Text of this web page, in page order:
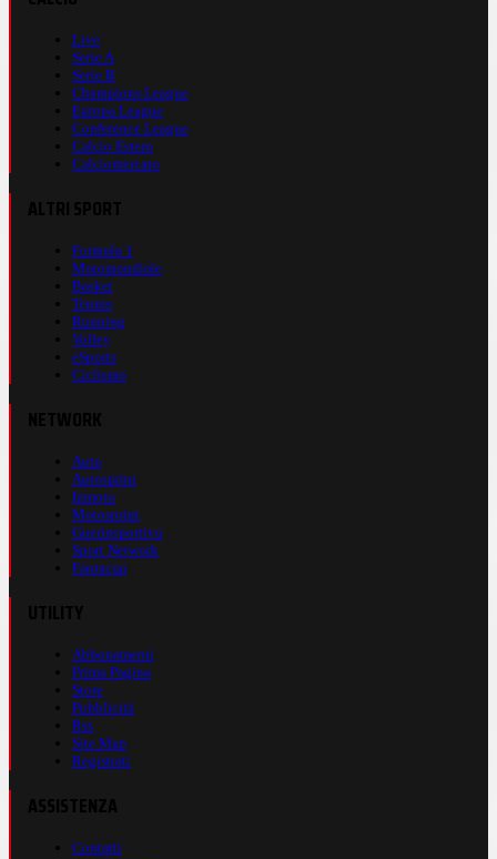
Live
Serie A
Serie B
Champions League
Europa League
Conference League
Calcio Estero
Calciomercato
Formula 1
Motomondiale
Basket
Tennis
Running
Volley
eSports
Ciclismo
Auto
Autosprint
Inmoto
Motosprint
Guerinsportivo
Sport Network
Fantacup
Abbonamenti
Prima Pagina
Store
Pubblicità
Rss
Site Map
Registrati
Contatti